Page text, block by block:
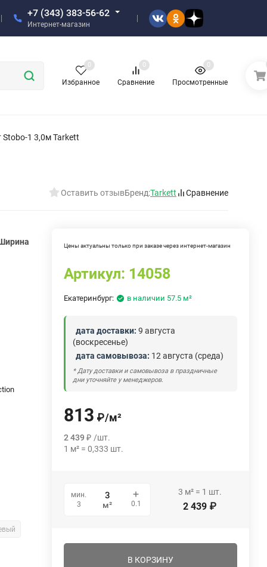
+7 (343) 383-56-62
Интернет-магазин
Избранное
0
Сравнение
0
Просмотренные
0
1 3,0м Tarkett
Оставить отзывБренд:Tarkett Сравнение
Цены актуальны только при заказе через интернет-магазин
Артикул: 14058
Екатеринбург: в наличии 57.5 м²
дата доставки: 9 августа
(воскресенье)
дата самовывоза: 12 августа (среда)
* Дату доставки и самовывоза в праздничные
дни уточняйте у менеджеров.
813 ₽/м²
2 439 ₽ /шт.
1 м² =0,333 шт.
мин.
3
м² 0.1
3 м² = 1 шт.
2 439 ₽
В КОРЗИНУ